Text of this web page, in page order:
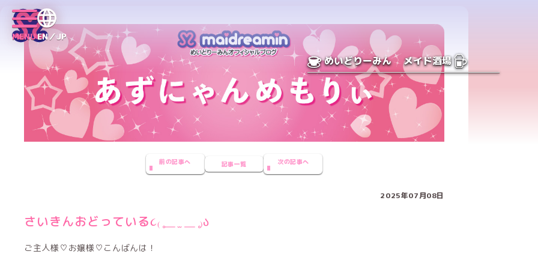
MENUEN／JP
めいどりーみん メイド酒場
前の記事へ 記事一覧 次の記事へ
2025年07月08日
さいきんおどっている૮₍ ̥⎽ ̫ ⎽ ̥₎ა
ご主人様♡お嬢様♡こんばんは！